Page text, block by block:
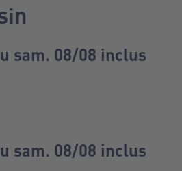
sam. 08/08 inclus
sam. 08/08 inclus